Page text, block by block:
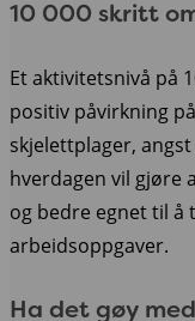
10 000 skritt
Et aktivitetsnivå på
positiv påvirkning
skjelettplager,
hverdagen vil gjøre
og bedre egnet til å
arbeidsoppgaver.
Ha det gøy